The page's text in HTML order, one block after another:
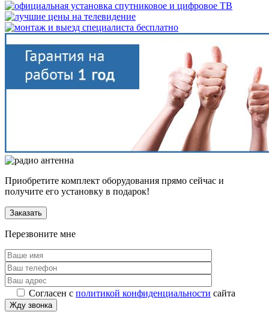
Приобретите комплект оборудования прямо сейчас и
получите его установку в подарок!
Заказать
Перезвоните мне
Согласен с политикой конфиденциальности сайта